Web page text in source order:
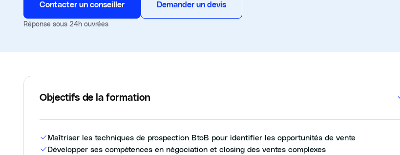
Contacter un conseiller Demander un devis
Réponse sous 24h ouvrées
Objectifs de la formation
Maîtriser les techniques de prospection BtoB pour identifier les opportunités de vente
Développer ses compétences en négociation et closing des ventes complexes